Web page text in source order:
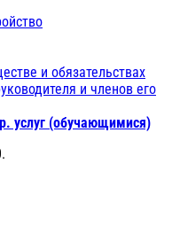
и обязательствах
и членов его
услуг (обучающимися)